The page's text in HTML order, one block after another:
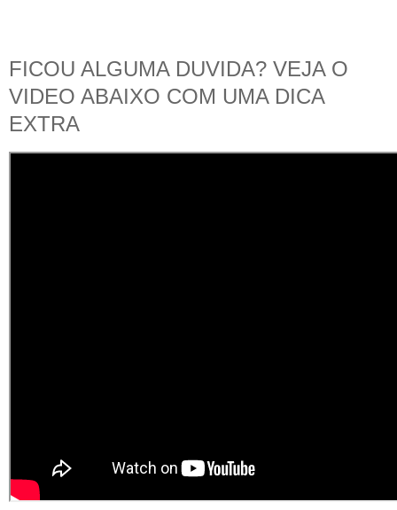
FICOU ALGUMA DUVIDA? VEJA O
VIDEO ABAIXO COM UMA DICA
EXTRA